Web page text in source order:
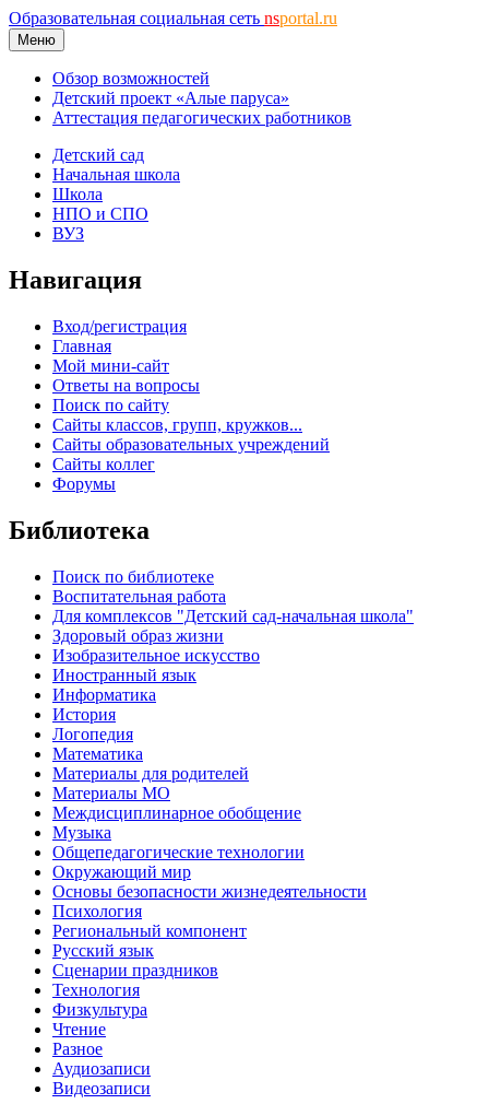
Образовательная социальная сеть nsportal.ru
Меню
Обзор возможностей
Детский проект «Алые паруса»
Аттестация педагогических работников
Детский сад
Начальная школа
Школа
НПО и СПО
ВУЗ
Навигация
Вход/регистрация
Главная
Мой мини-сайт
Ответы на вопросы
Поиск по сайту
Сайты классов, групп, кружков...
Сайты образовательных учреждений
Сайты коллег
Форумы
Библиотека
Поиск по библиотеке
Воспитательная работа
Для комплексов "Детский сад-начальная школа"
Здоровый образ жизни
Изобразительное искусство
Иностранный язык
Информатика
История
Логопедия
Математика
Материалы для родителей
Материалы МО
Междисциплинарное обобщение
Музыка
Общепедагогические технологии
Окружающий мир
Основы безопасности жизнедеятельности
Психология
Региональный компонент
Русский язык
Сценарии праздников
Технология
Физкультура
Чтение
Разное
Аудиозаписи
Видеозаписи